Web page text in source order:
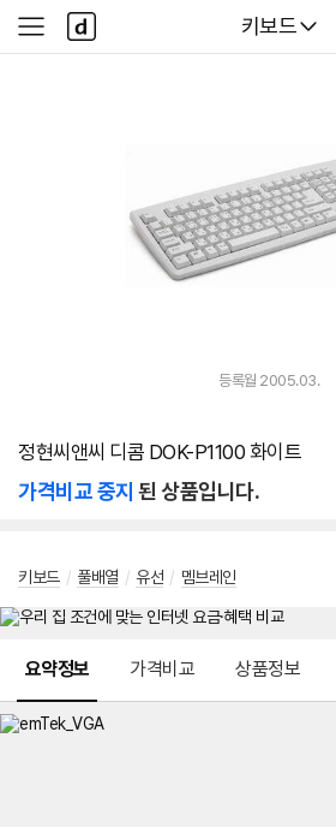
다나와
키보드
사
이
다
나
와
등록월 2005.03.
정현씨앤씨 디콤 DOK-P1100 화이트
가격비교 중지 된 상품입니다.
키보드 / 풀배열 / 유선 / 멤브레인
요약정보 가격비교 상품정보